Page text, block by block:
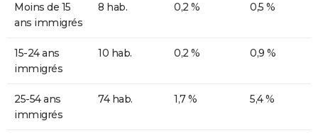
Moins de 15
ans immigrés
8 hab. 0,2 % 0,5 %
15-24 ans
immigrés
10 hab. 0,2 % 0,9 %
25-54 ans
immigrés
74 hab. 1,7 % 5,4 %